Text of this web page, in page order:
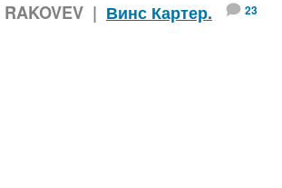
| Винс Картер. 23